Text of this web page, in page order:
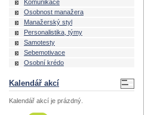
Komunikace
Osobnost manažera
Manažerský styl
Personalistika, týmy
Samotesty
Sebemotivace
Osobní krédo
Kalendář akcí
Kalendář akcí je prázdný.